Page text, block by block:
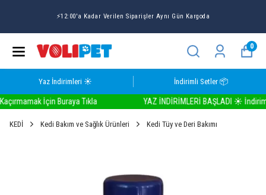
⚡12:00'a Kadar Verilen Siparişler Aynı Gün Kargoda
0
Yaz İndirimleri ☀️ İndirimli Setler 📦
İçin Buraya Tıkla YAZ İNDİRİMLERİ BAŞLADI ☀️
KEDİ Kedi Bakım ve Sağlık Ürünleri Kedi Tüy ve Deri Bakımı